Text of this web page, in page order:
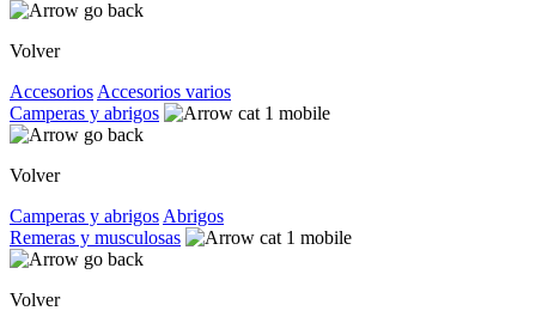
Volver
Accesorios Accesorios varios
Camperas y abrigos
Volver
Camperas y abrigos Abrigos
Remeras y musculosas
Volver